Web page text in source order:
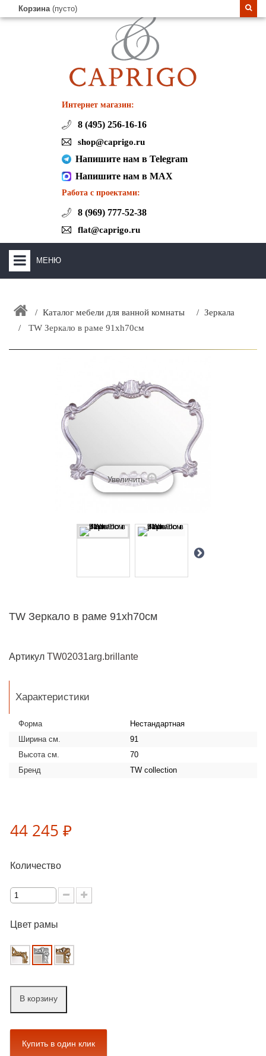
Корзина (пусто)
Интернет магазин:
8 (495) 256-16-16
shop@caprigo.ru
Напишите нам в Telegram
Напишите нам в MAX
Работа с проектами:
8 (969) 777-52-38
flat@caprigo.ru
МЕНЮ
ЗАКАЗАТЬ РАСЧЕТ КУХНИ CAPRIGO
ДОСТАВКА И ВОЗВРАТ
Каталог мебели для ванной комнаты
Зеркала
TW Зеркало в раме 91хh70см
Увеличить
TW Зеркало в раме 91хh70см
Артикул TW02031arg.brillante
Характеристики
Форма
Нестандартная
Ширина см.
91
Высота см.
70
Бренд
TW collection
44 245 ₽
Количество
Цвет рамы
В корзину